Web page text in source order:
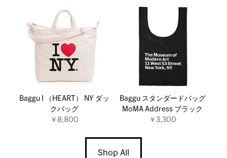
Baggu I （HEART） NY ダッ
クバッグ
￥8,800
Baggu スタンダードバッグ
MoMA Address ブラック
￥3,300
Shop All